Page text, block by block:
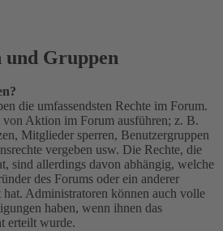
und Gruppen
die umfassendsten Rechte im Forum.
von Aktion im Forum ausführen; z. B.
Mitglieder sperren, Benutzergruppen
vergeben usw. Die Rechte, die
sind allerdings davon abhängig, welche
des Forums oder ein anderer
Administratoren können auch volle
haben, wenn ihnen das
erteilt wurde.